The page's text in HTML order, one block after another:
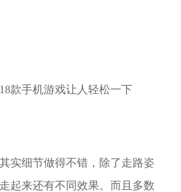
实细节做得不错，除了走路姿
起来还有不同效果。而且多数